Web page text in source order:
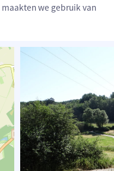
we gebruik van